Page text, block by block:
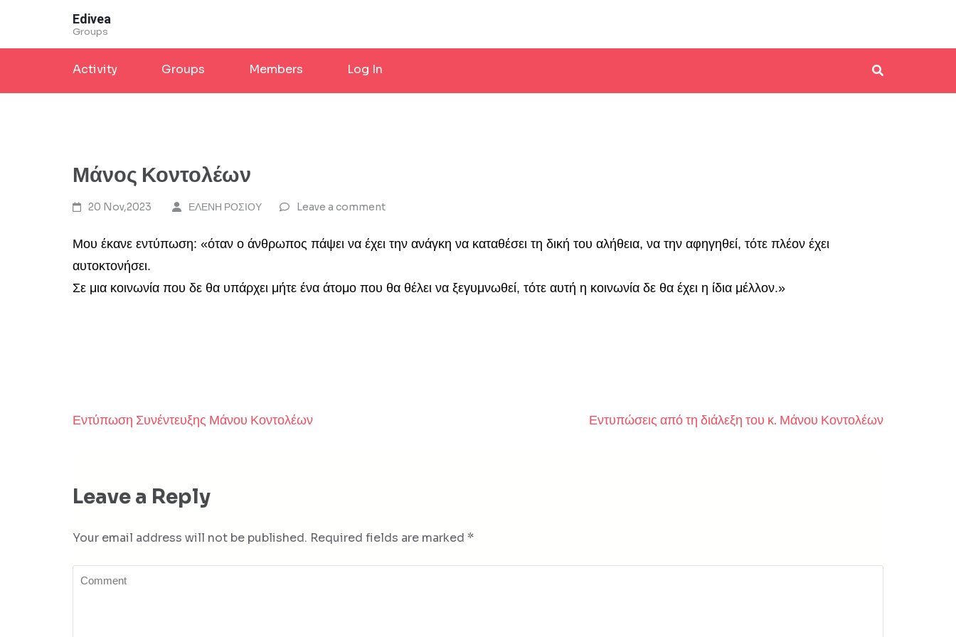
Enter)
Edivea
Groups
Activity Groups Members Log In
Μάνος Κοντολέων
20 Nov,2023 ΕΛΕΝΗ ΡΟΣΙΟΥ Leave a comment
Μου έκανε εντύπωση: «όταν ο άνθρωπος πάψει να έχει την ανάγκη να καταθέσει τη δική του αλήθεια, να την αφηγηθεί, τότε πλέον έχει
αυτοκτονήσει.
Σε μια κοινωνία που δε θα υπάρχει μήτε ένα άτομο που θα θέλει να ξεγυμνωθεί, τότε αυτή η κοινωνία δε θα έχει η ίδια μέλλον.»
Post
Εντύπωση Συνέντευξης Μάνου Κοντολέων Εντυπώσεις από τη διάλεξη του κ. Μάνου Κοντολέων
Leave a Reply
Your email address will not be published. Required fields are marked *
Comment